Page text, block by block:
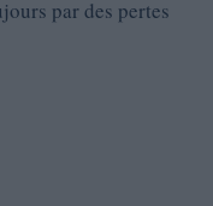
par des pertes